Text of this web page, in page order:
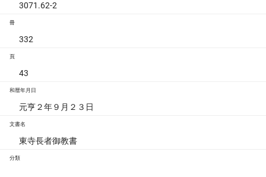
3071.62-2
冊
332
頁
43
和暦年月日
元亨２年９月２３日
文書名
東寺長者御教書
分類